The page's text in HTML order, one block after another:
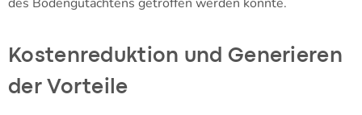
Kostenreduktion und Generieren
der Vorteile